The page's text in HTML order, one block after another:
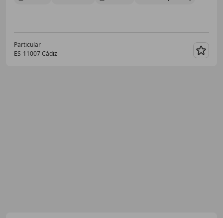
Particular
ES-11007 Cádiz